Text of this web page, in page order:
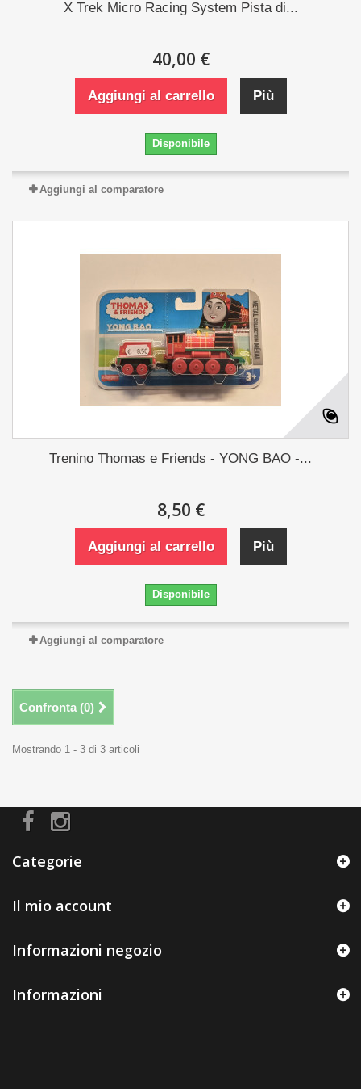
X Trek Micro Racing System Pista di...
40,00 €
Aggiungi al carrello Più
Disponibile
Aggiungi al comparatore
Trenino Thomas e Friends - YONG BAO -...
8,50 €
Aggiungi al carrello Più
Disponibile
Aggiungi al comparatore
Confronta (0)
Mostrando 1 - 3 di 3 articoli
Categorie
Il mio account
Informazioni negozio
Informazioni